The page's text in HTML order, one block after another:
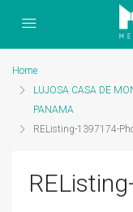
Home
LUJOSA CASA DE
PANAMA
REListing-1397174-